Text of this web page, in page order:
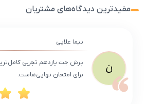
مفیدترین دیدگاه‌های مشتریان
ن
نیما علایی
پرش جت یازدهم تجربی
برای امتحان نهایی‌هاست.